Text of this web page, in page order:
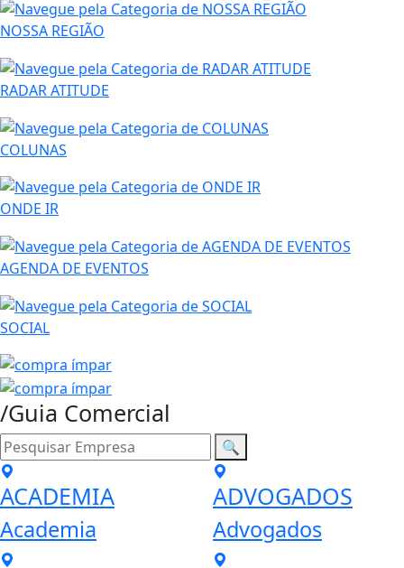
NOSSA REGIÃO
RADAR ATITUDE
COLUNAS
ONDE IR
AGENDA DE EVENTOS
SOCIAL
/Guia Comercial
🔍
ACADEMIA
Academia
ADVOGADOS
Advogados